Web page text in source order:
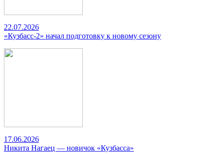
22.07.2026
«Кузбасс-2» начал подготовку к новому сезону
17.06.2026
Никита Нагаец — новичок «Кузбасса»